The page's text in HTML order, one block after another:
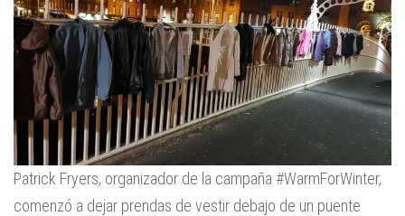
Patrick Fryers, organizador de la campaña #WarmForWinter,
comenzó a dejar prendas de vestir debajo de un puente